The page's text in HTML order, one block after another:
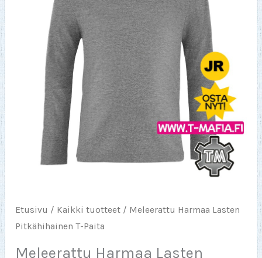
Etusivu / Kaikki tuotteet / Meleerattu Harmaa Lasten
Pitkähihainen T-Paita
Meleerattu Harmaa Lasten